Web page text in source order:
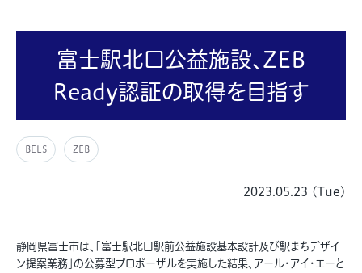
富士駅北口公益施設、ZEB
Ready認証の取得を目指す
BELS ZEB
2023.05.23 (Tue)
静岡県富士市は、「富士駅北口駅前公益施設基本設計及び駅まちデザイ
ン提案業務」の公募型プロポーザルを実施した結果、アール・アイ・エーと